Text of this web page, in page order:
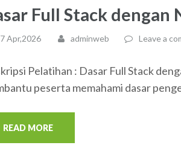
Full Stack dengan
Apr,2026 adminweb Leave a
Pelatihan : Dasar Full Stack
peserta memahami dasar
READ MORE